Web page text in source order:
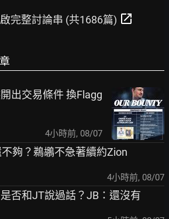
完整討論串 (共1686篇) open_in_new
出交易條件 換Flagg
4小時前, 08/07
夠？鵜鶘不急著續約Zion
4小時前, 08/07
否和JT說過話？JB：還沒有